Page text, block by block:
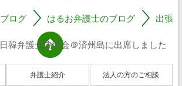
ブログ はるお弁護士のブログ 出張
日韓弁護士協議会＠済州島に出席しました
弁護士紹介 法人の方のご相談